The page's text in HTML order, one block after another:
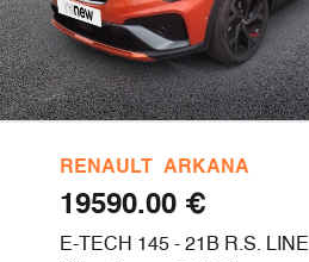
RENAULT ARKANA
€ 19590.00
E-TECH 145 - 21B R.S. LINE